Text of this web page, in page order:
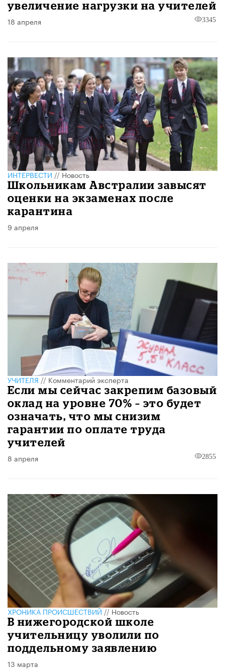
увеличение нагрузки на учителей
18 апреля 3345
ИНТЕРВЕСТИ//Новость
Школьникам Австралии завысят
оценки на экзаменах после
карантина
9 апреля
УЧИТЕЛЯ//Комментарий эксперта
Если мы сейчас закрепим базовый
оклад на уровне 70% – это будет
означать, что мы снизим
гарантии по оплате труда
учителей
8 апреля 2855
ХРОНИКА ПРОИСШЕСТВИЙ//Новость
В нижегородской школе
учительницу уволили по
поддельному заявлению
13 марта